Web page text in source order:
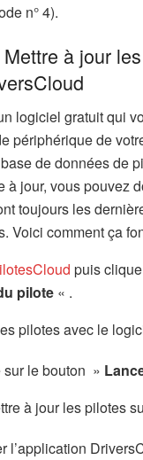
n° 4).
à jour
logiciel gratuit qui
périphérique de
de données de
à jour, vous pouvez
toujours les
Voici comment ça
puis
pilote « .
le bouton »
l’application